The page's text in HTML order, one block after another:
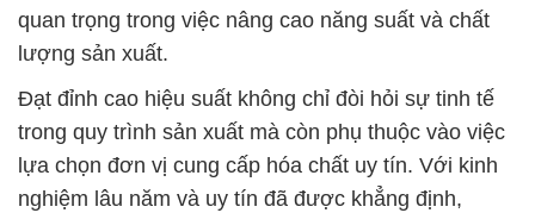
quan trọng trong việc nâng cao năng suất và chất
lượng sản xuất.
Đạt đỉnh cao hiệu suất không chỉ đòi hỏi sự tinh tế
trong quy trình sản xuất mà còn phụ thuộc vào việc
lựa chọn đơn vị cung cấp hóa chất uy tín. Với kinh
nghiệm lâu năm và uy tín đã được khẳng định,